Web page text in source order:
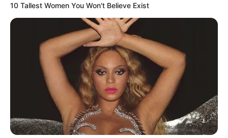
10 Tallest Women You Won't Believe Exist